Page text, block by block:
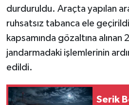
durduruldu. Araçta yapılan
ruhsatsız tabanca ele
kapsamında gözaltına alınan
jandarmadaki işlemlerinin
edildi.
Serik